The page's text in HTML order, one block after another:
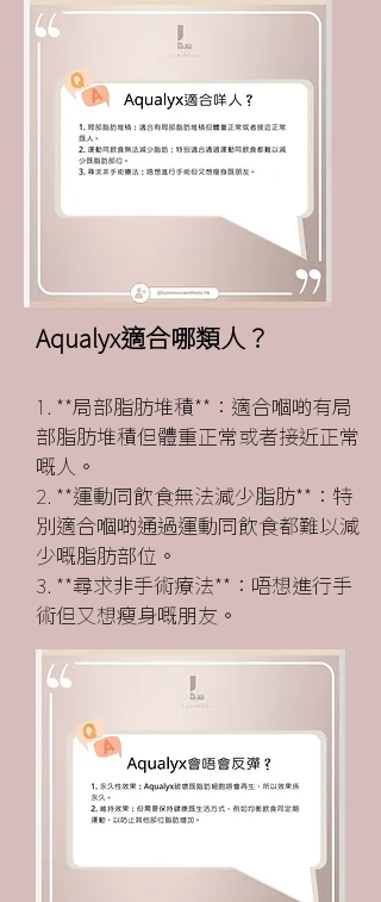
Aqualyx適合哪類人？
​1. **局部脂肪堆積**：適合嗰啲有局
部脂肪堆積但體重正常或者接近正常
嘅人。
2. **運動同飲食無法減少脂肪**：特
別適合嗰啲通過運動同飲食都難以減
少嘅脂肪部位。
3. **尋求非手術療法**：唔想進行手
術但又想瘦身嘅朋友。